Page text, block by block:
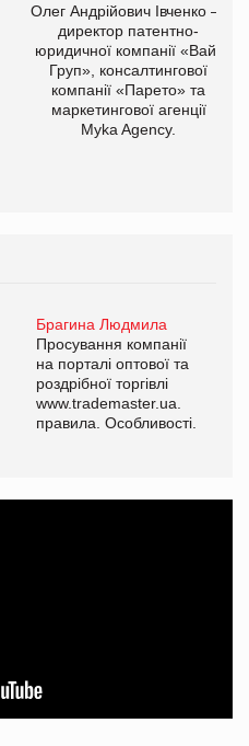
Олег Андрійович Івченко —
директор патентно-
юридичної компанії «Вайз
Груп», консалтингової
компанії «Парето» та
маркетингової агенції
Myka Agency.
Брагина Людмила
Просування компанії
на порталі оптової та
роздрібної торгівлі
www.trademaster.ua.
правила. Особливості.